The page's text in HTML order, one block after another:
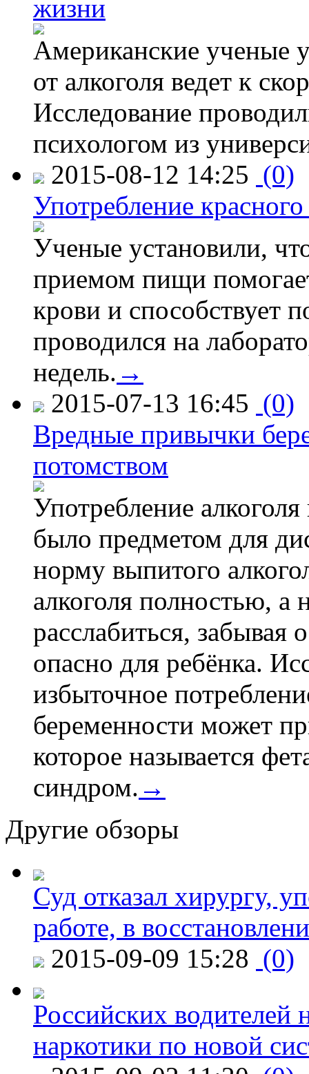
жизни
Американские ученые
от алкоголя ведет к
Исследование
психологом из
2015-08-12 14:25 (0)
Употребление
Ученые установили,
приемом пищи
крови и способствует
проводился на
недель. →
2015-07-13 16:45 (0)
Вредные привычки
потомством
Употребление
было предметом для
норму выпитого
алкоголя полностью, а
расслабиться, забывая
опасно для ребёнка.
избыточное
беременности может
которое называется
синдром. →
Другие обзоры
Суд отказал хирургу,
работе, в
2015-09-09 15:28 (0)
Российских водителей
наркотики по новой